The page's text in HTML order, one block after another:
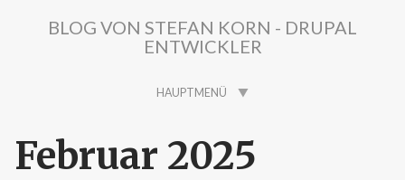
BLOG VON STEFAN KORN - DRUPAL
ENTWICKLER
HAUPTMENÜ
Februar 2025